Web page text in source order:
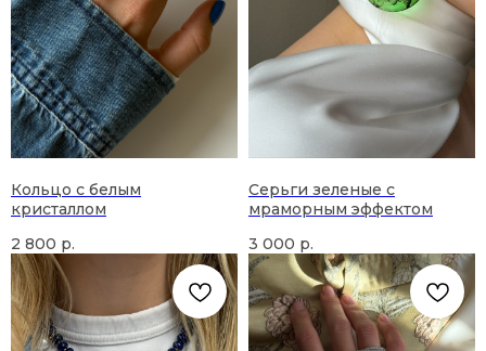
Кольцо с белым
кристаллом
2 800 р.
Серьги зеленые с
мраморным эффектом
3 000 р.